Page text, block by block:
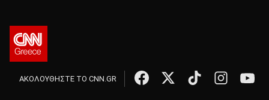
ΑΚΟΛΟΥΘΗΣΤΕ ΤΟ CNN.GR